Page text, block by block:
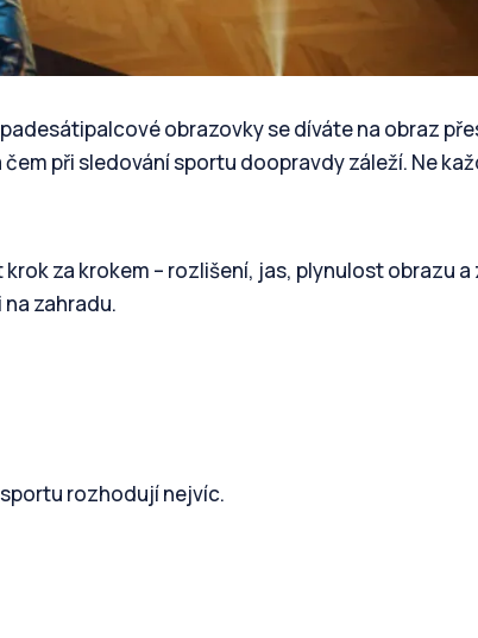
obrazovky se díváte na obraz
při sledování sportu doopravdy záleží. Ne
krok za krokem – rozlišení, jas, plynulost obrazu a
zahradu.
rozhodují nejvíc.